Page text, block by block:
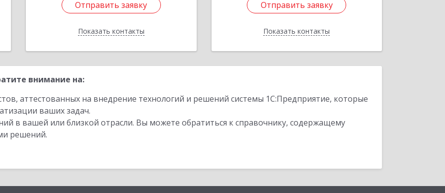
Отправить заявку
Показать контакты
Отправить заявку
Назад
Отправить заявку
Показать контакты
Отправить заявку
Назад
внимание на:
аттестованных на внедрение технологий и решений системы 1С:Предприятие, которые
ваших задач.
в вашей или близкой отрасли. Вы можете обратиться к справочнику, содержащему
решений.